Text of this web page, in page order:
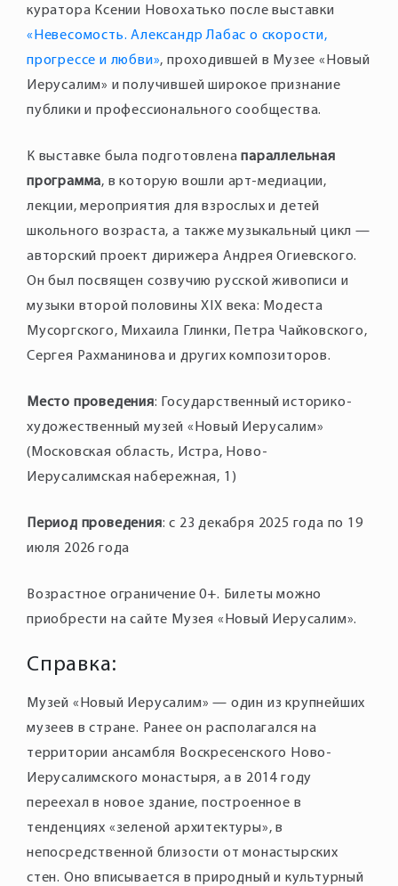
куратора Ксении Новохатько после выставки
«Невесомость. Александр Лабас о скорости,
прогрессе и любви», проходившей в Музее «Новый
Иерусалим» и получившей широкое признание
К выставке была подготовленапараллельная
программа, в которую вошли арт-медиации,
лекции, мероприятия для взрослых и детей
школьного возраста, а также музыкальный цикл —
авторский проект дирижера Андрея Огиевского.
Он был посвящен созвучию русской живописи и
музыки второй половины XIX века: Модеста
Мусоргского, Михаила Глинки, Петра Чайковского,
Место проведения: Государственный историко-
художественный музей «Новый Иерусалим»
(Московская область, Истра, Ново-
Период проведения: с 23 декабря 2025 года по 19
июля 2026 года
Возрастное ограничение 0+. Билеты можно
Справка:
Музей «Новый Иерусалим» — один из крупнейших
музеев в стране. Ранее он располагался на
территории ансамбля Воскресенского Ново-
Иерусалимского монастыря, а в 2014 году
переехал в новое здание, построенное в
тенденциях «зеленой архитектуры», в
непосредственной близости от монастырских
стен. Оно вписывается в природный и культурный